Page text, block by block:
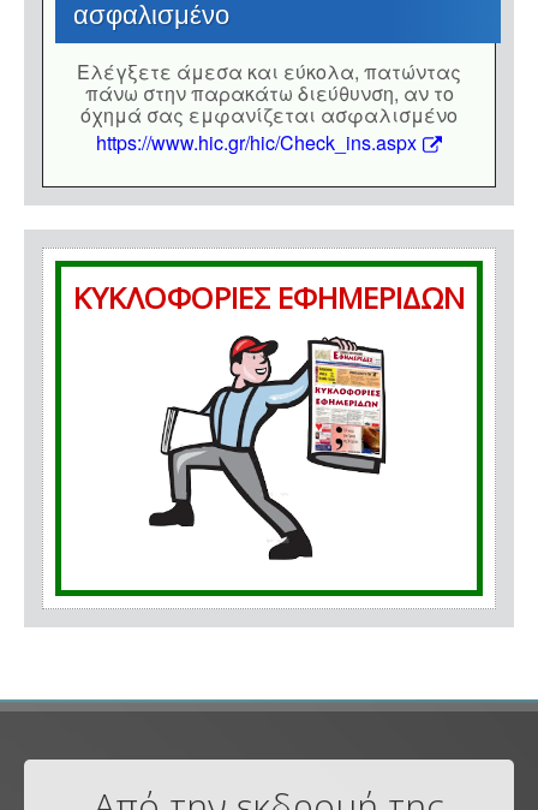
ασφαλισμένο
Eλέγξετε άμεσα και εύκολα, πατώντας
πάνω στην παρακάτω διεύθυνση, αν το
όχημά σας εμφανίζεται ασφαλισμένο
https://www.hic.gr/hic/Check_ins.aspx
ΚΥΚΛΟΦΟΡΙΕΣ ΕΦΗΜΕΡΙΔΩΝ